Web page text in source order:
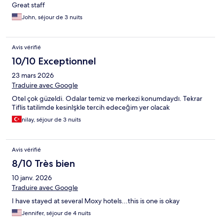
Great staff
John, séjour de 3 nuits
Avis vérifié
10/10 Exceptionnel
23 mars 2026
Traduire avec Google
Otel çok güzeldi. Odalar temiz ve merkezi konumdaydı. Tekrar
Tiflis tatilimde kesinlşkle tercih edeceğim yer olacak
nilay, séjour de 3 nuits
Avis vérifié
8/10 Très bien
10 janv. 2026
Traduire avec Google
I have stayed at several Moxy hotels...this is one is okay
Jennifer, séjour de 4 nuits